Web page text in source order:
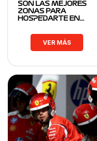
SON LAS MEJORES
ZONAS PARA
HOSPEDARTE EN…
VER MÁS